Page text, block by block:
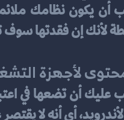
لأنك إن فقدتها سوف
لأجهزة